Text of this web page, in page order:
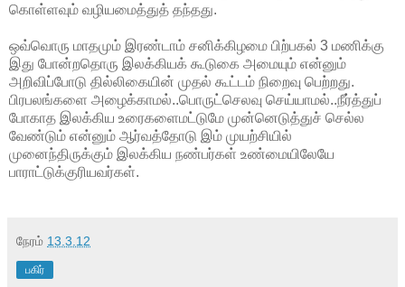
கொள்ளவும் வழியமைத்துத் தந்தது.
ஒவ்வொரு மாதமும் இரண்டாம் சனிக்கிழமை பிற்பகல் 3 மணிக்கு
இது போன்றதொரு இலக்கியக் கூடுகை அமையும் என்னும்
அறிவிப்போடு தில்லிகையின் முதல் கூட்டம் நிறைவு பெற்றது.
பிரபலங்களை அழைக்காமல்..பொருட்செலவு செய்யாமல்..நீர்த்துப்
போகாத இலக்கிய உரைகளைமட்டுமே முன்னெடுத்துச் செல்ல
வேண்டும் என்னும் ஆர்வத்தோடு இம் முயற்சியில்
முனைந்திருக்கும் இலக்கிய நண்பர்கள் உண்மையிலேயே
பாராட்டுக்குரியவர்கள்.
நேரம் 13.3.12
பகிர்